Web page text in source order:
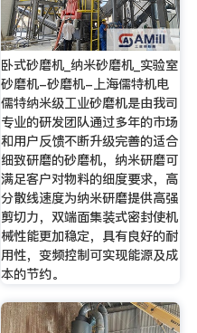
卧式砂磨机_纳米砂磨机_实验室
砂磨机-砂磨机-上海儒特机电
儒特纳米级工业砂磨机是由我司
专业的研发团队通过多年的市场
和用户反馈不断升级完善的适合
细致研磨的砂磨机，纳米研磨可
满足客户对物料的细度要求，高
分散线速度为纳米研磨提供高强
剪切力，双端面集装式密封使机
械性能更加稳定，具有良好的耐
用性，变频控制可实现能源及成
本的节约。